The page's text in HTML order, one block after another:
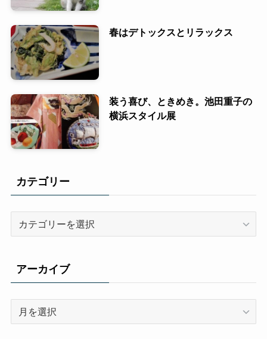
春はデトックスとリラックス
装う喜び、ときめき。池田重子の
横浜スタイル展
カテゴリー
リ
ー
アーカイブ